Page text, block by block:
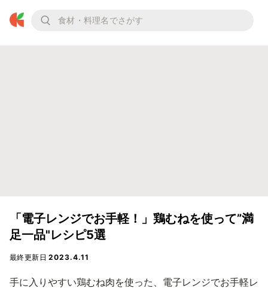
「電子レンジでお手軽！」鶏むねを使って”満
足一品"レシピ5選
最終更新日2023.4.11
手に入りやすい鶏むね肉を使った、電子レンジでお手軽レ